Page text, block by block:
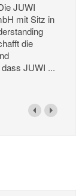
JUWI
mit Sitz in
die
JUWI ...